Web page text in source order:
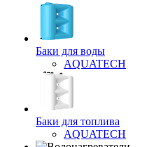
Баки для воды
AQUATECH
Баки для топлива
AQUATECH